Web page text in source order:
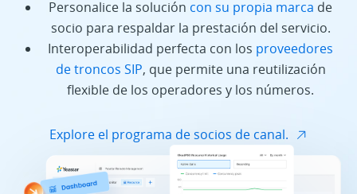
Personalice la solución con su propia marca de
socio para respaldar la prestación del servicio.
Interoperabilidad perfecta con los proveedores
de troncos SIP, que permite una reutilización
flexible de los operadores y los números.
Explore el programa de socios de canal.